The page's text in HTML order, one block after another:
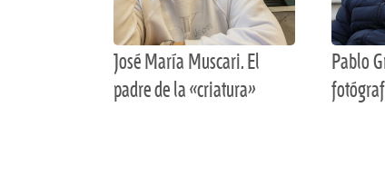
José María Muscari. El
padre de la «criatura»
Pablo